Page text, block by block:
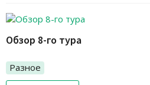
Обзор 8-го тура
Разное